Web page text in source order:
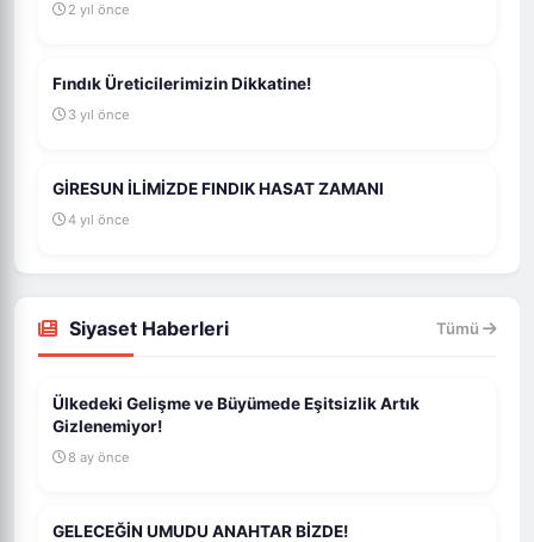
2 yıl önce
Fındık Üreticilerimizin Dikkatine!
3 yıl önce
GİRESUN İLİMİZDE FINDIK HASAT ZAMANI
4 yıl önce
Siyaset Haberleri Tümü
Ülkedeki Gelişme ve Büyümede Eşitsizlik Artık
Gizlenemiyor!
8 ay önce
GELECEĞİN UMUDU ANAHTAR BİZDE!